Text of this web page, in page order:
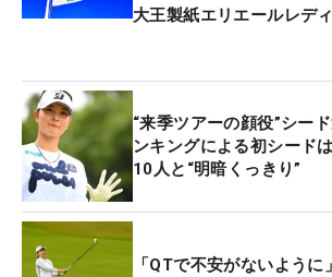
それでも、トータル3アンダー・45
ットもなかったし、パッティングに
てるようになりました」。もともと
定していた」というだけに、このい
のままファイナルQT会場の葛城ゴル
県）に持ち込みたい。
「ここで落ち込んでいても仕方な
大王製紙エリエールレデ
“来季ツアーの顔役”シー
ンキングによる初シード
10人と“明暗くっきり”
「QTで不安がないよう